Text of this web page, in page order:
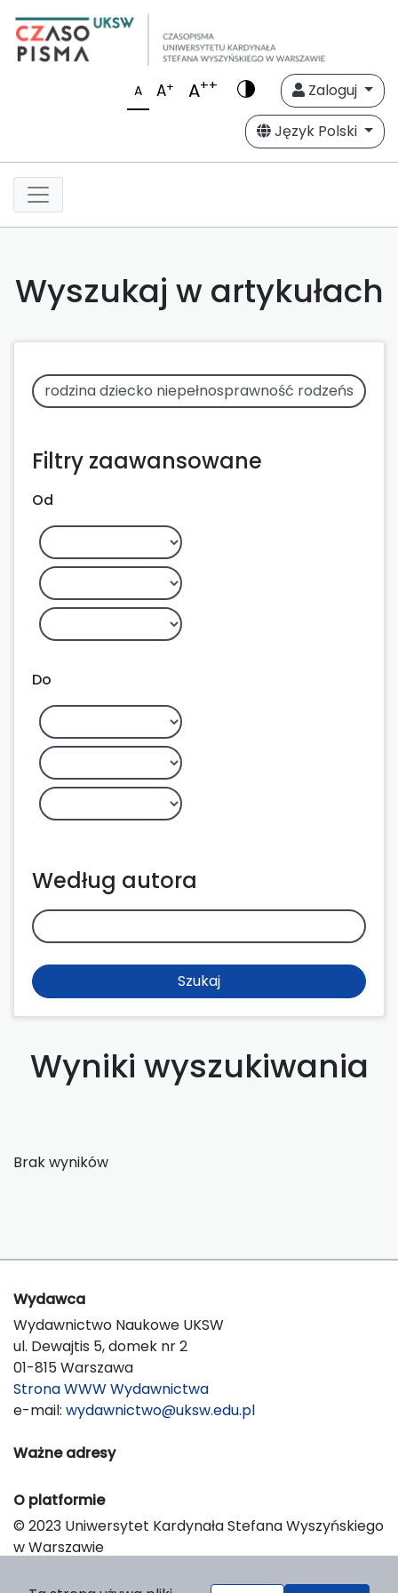
A A+ A++
Zaloguj
Język Polski
Wyszukaj w artykułach
Filtry zaawansowane
Od
Do
Według autora
Szukaj
Wyniki wyszukiwania
Brak wyników
Wydawca
Wydawnictwo Naukowe UKSW
ul. Dewajtis 5, domek nr 2
01-815 Warszawa
Strona WWW Wydawnictwa
e-mail: wydawnictwo@uksw.edu.pl
Ważne adresy
O platformie
© 2023 Uniwersytet Kardynała Stefana Wyszyńskiego
w Warszawie